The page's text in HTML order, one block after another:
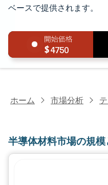
ベースで提供されます。
4750
ホーム 市場分析
半導体材料市場の規